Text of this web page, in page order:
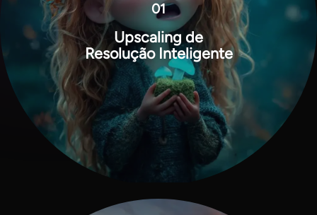
View all tools
01
Upscaling de
Resolução Inteligente